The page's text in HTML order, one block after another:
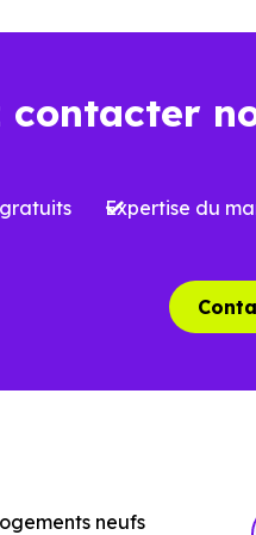
où l’attractivité
contacter
Expertise du
neufs